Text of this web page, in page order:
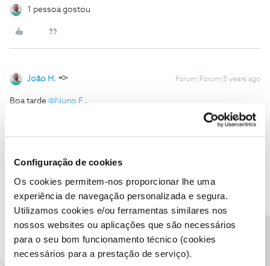
Configuração de cookies
Os cookies permitem-nos proporcionar lhe uma
experiência de navegação personalizada e segura.
Utilizamos cookies e/ou ferramentas similares nos
nossos websites ou aplicações que são necessários
para o seu bom funcionamento técnico (cookies
necessários para a prestação de serviço).
1 pessoa gostou
João H. Forum|Forum|5 years ago
Boa tarde @Nuno F.,
como "Melhor Resposta" e faça "Like" nos melhores comentários.
Siga os perfis da moderação, através da opção "Seguir", para estar
sempre a par das ultimas novidades.